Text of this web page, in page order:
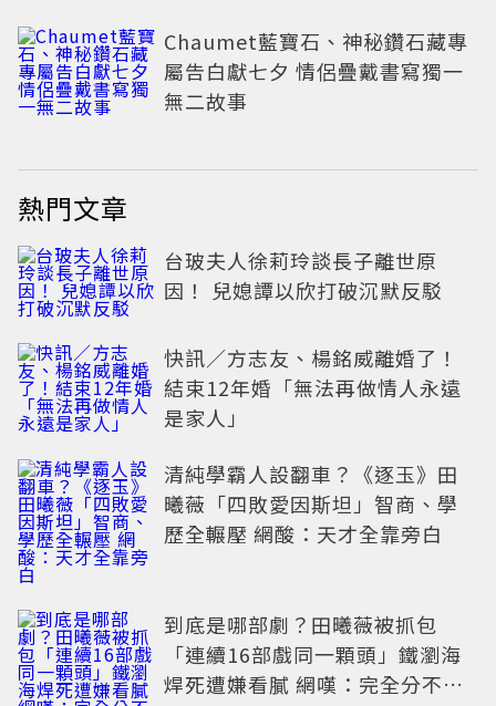
Chaumet藍寶石、神秘鑽石藏專
屬告白獻七夕 情侶疊戴書寫獨一
無二故事
熱門文章
台玻夫人徐莉玲談長子離世原
因！ 兒媳譚以欣打破沉默反駁
快訊／方志友、楊銘威離婚了！
結束12年婚「無法再做情人永遠
是家人」
清純學霸人設翻車？《逐玉》田
曦薇「四敗愛因斯坦」智商、學
歷全輾壓 網酸：天才全靠旁白
到底是哪部劇？田曦薇被抓包
「連續16部戲同一顆頭」鐵瀏海
焊死遭嫌看膩 網嘆：完全分不出